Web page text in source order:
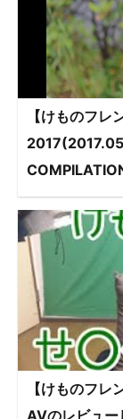
【けものフ
【けものフ
AVのレビュー